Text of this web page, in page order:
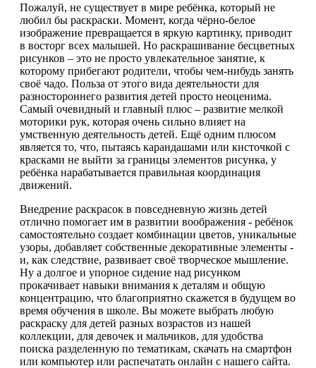
Пожалуй, не существует в мире ребёнка, который не
любил бы раскраски. Момент, когда чёрно-белое
изображение превращается в яркую картинку, приводит
в восторг всех малышей. Но раскрашивание бесцветных
рисунков – это не просто увлекательное занятие, к
которому прибегают родители, чтобы чем-нибудь занять
своё чадо. Польза от этого вида деятельности для
разностороннего развития детей просто неоценима.
Самый очевидный и главный плюс – развитие мелкой
моторики рук, которая очень сильно влияет на
умственную деятельность детей. Ещё одним плюсом
является то, что, пытаясь карандашами или кисточкой с
красками не выйти за границы элементов рисунка, у
ребёнка нарабатывается правильная координация
движений.
Внедрение раскрасок в повседневную жизнь детей
отлично помогает им в развитии воображения - ребёнок
самостоятельно создает комбинации цветов, уникальные
узоры, добавляет собственные декоративные элементы -
и, как следствие, развивает своё творческое мышление.
Ну а долгое и упорное сидение над рисунком
прокачивает навыки внимания к деталям и общую
концентрацию, что благоприятно скажется в будущем во
время обучения в школе. Вы можете выбрать любую
раскраску для детей разных возрастов из нашей
коллекции, для девочек и мальчиков, для удобства
поиска разделенную по тематикам, скачать на смартфон
или компьютер или распечатать онлайн с нашего сайта.